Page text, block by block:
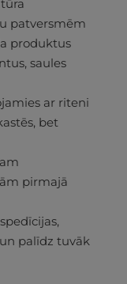
patversmēm
produktus
saules
ar riteni
bet
pirmajā
palīdz tuvāk